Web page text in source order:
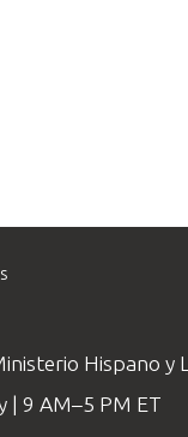
Hispano y
| 9 AM–5 PM ET